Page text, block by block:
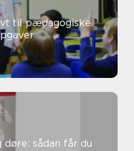
til pædagogiske
sådan får du